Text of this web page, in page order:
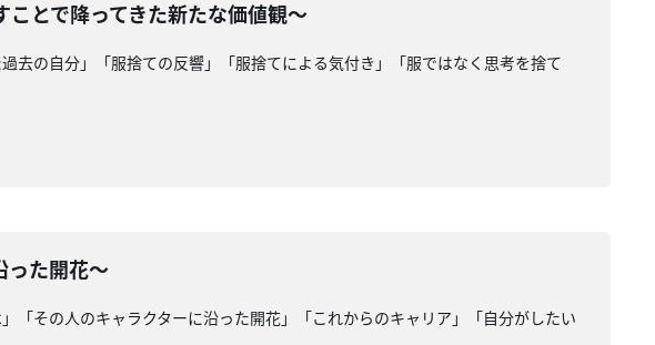
とで降ってきた新たな価値観〜
去の自分」「服捨ての反響」「服捨てによる気付き」「服ではなく思考を捨て
った開花〜
「その人のキャラクターに沿った開花」「これからのキャリア」「自分がしたい